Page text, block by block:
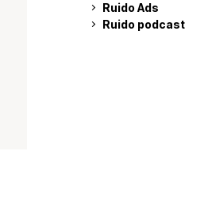
Ruido Ads
Ruido podcast